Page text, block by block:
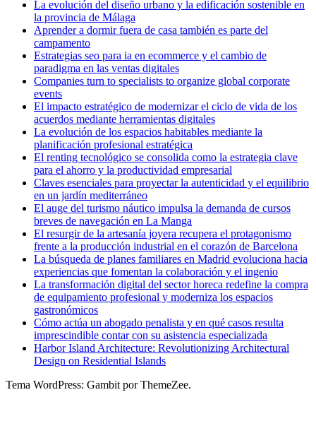
La evolución del diseño urbano y la edificación sostenible en
la provincia de Málaga
Aprender a dormir fuera de casa también es parte del
campamento
Estrategias seo para ia en ecommerce y el cambio de
paradigma en las ventas digitales
Companies turn to specialists to organize global corporate
events
El impacto estratégico de modernizar el ciclo de vida de los
acuerdos mediante herramientas digitales
La evolución de los espacios habitables mediante la
planificación profesional estratégica
El renting tecnológico se consolida como la estrategia clave
para el ahorro y la productividad empresarial
Claves esenciales para proyectar la autenticidad y el equilibrio
en un jardín mediterráneo
El auge del turismo náutico impulsa la demanda de cursos
breves de navegación en La Manga
El resurgir de la artesanía joyera recupera el protagonismo
frente a la producción industrial en el corazón de Barcelona
La búsqueda de planes familiares en Madrid evoluciona hacia
experiencias que fomentan la colaboración y el ingenio
La transformación digital del sector horeca redefine la compra
de equipamiento profesional y moderniza los espacios
gastronómicos
Cómo actúa un abogado penalista y en qué casos resulta
imprescindible contar con su asistencia especializada
Harbor Island Architecture: Revolutionizing Architectural
Design on Residential Islands
Tema WordPress: Gambit por ThemeZee.